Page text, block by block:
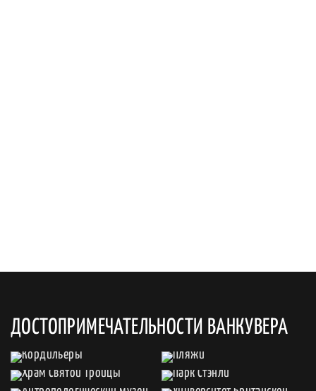
ДОСТОПРИМЕЧАТЕЛЬНОСТИ ВАНКУВЕРА